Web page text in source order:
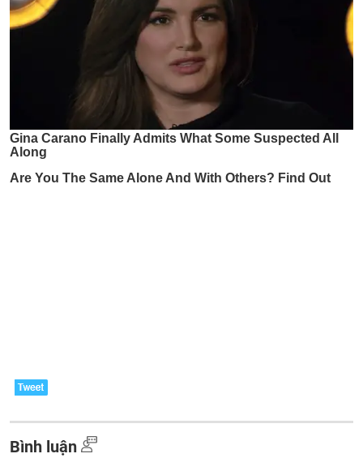
Bình luận